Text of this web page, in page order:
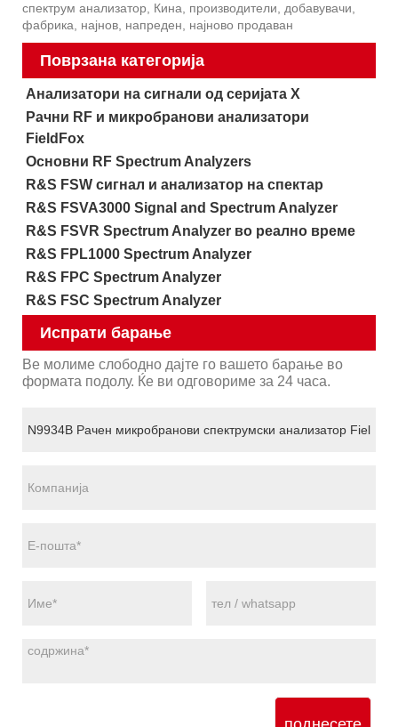
спектрум анализатор, Кина, производители, добавувачи,
фабрика, најнов, напреден, најново продаван
Поврзана категорија
Анализатори на сигнали од серијата X
Рачни RF и микробранови анализатори
FieldFox
Основни RF Spectrum Analyzers
R&S FSW сигнал и анализатор на спектар
R&S FSVA3000 Signal and Spectrum Analyzer
R&S FSVR Spectrum Analyzer во реално време
R&S FPL1000 Spectrum Analyzer
R&S FPC Spectrum Analyzer
R&S FSC Spectrum Analyzer
Испрати барање
Ве молиме слободно дајте го вашето барање во
формата подолу. Ќе ви одговориме за 24 часа.